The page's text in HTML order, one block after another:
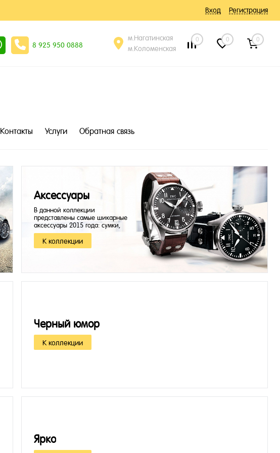
Вход Регистрация
8 925 950 0888
м.Нагатинская
м.Коломенская
0 0 0
Контакты Услуги Обратная связь
Аксессуары
В данной коллекции
представлены самые шикарные
аксессуары 2015 года: сумки,
ремни, часы и другое.
К коллекции
Черный юмор
К коллекции
Ярко